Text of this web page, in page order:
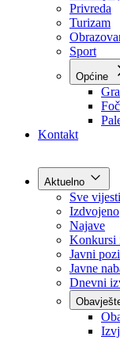
O kantonu
Simboli
Historija
Privreda
Turizam
Sport
Općine
Kontakt
Aktuelno
Sve vijesti
Izdvojeno
Najave
Konkursi
Javni
Javne
Dnevni